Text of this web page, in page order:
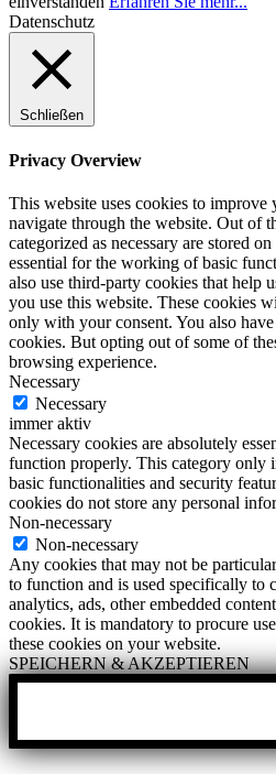
Datenschutz
Schließen
Privacy Overview
This website uses cookies to
navigate through the website. Out of
categorized as necessary are stored
essential for the working of basic
also use third-party cookies that help
you use this website. These cookies
only with your consent. You also
cookies. But opting out of some of
browsing experience.
Necessary
Necessary
immer aktiv
Necessary cookies are absolutely
function properly. This category only
basic functionalities and security
cookies do not store any personal
Non-necessary
Non-necessary
Any cookies that may not be
to function and is used specifically to
analytics, ads, other embedded
cookies. It is mandatory to procure
these cookies on your website.
SPEICHERN & AKZEPTIEREN